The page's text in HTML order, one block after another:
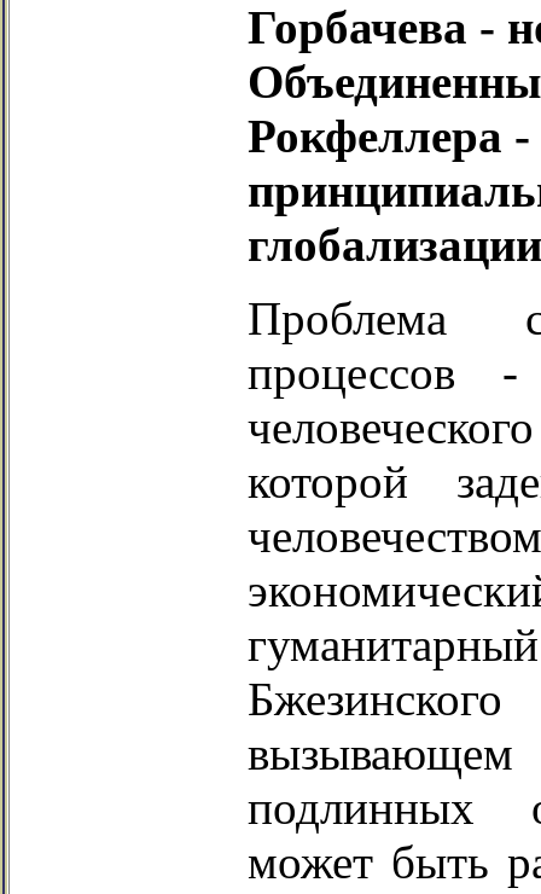
Горбачева -
Рокфеллера -
Проблема
процессов -
которой
подлинных
может быть